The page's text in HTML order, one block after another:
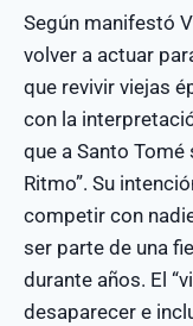
Según manifestó
volver a actuar
que revivir viejas
con la
que a Santo Tomé
Ritmo”. Su
competir con
ser parte de una
durante años. El
desaparecer e